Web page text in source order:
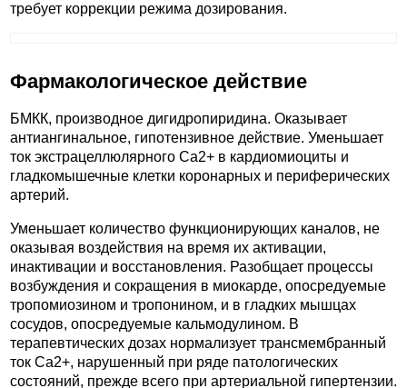
требует коррекции режима дозирования.
Фармакологическое действие
БМКК, производное дигидропиридина. Оказывает
антиангинальное, гипотензивное действие. Уменьшает
ток экстрацеллюлярного Ca2+ в кардиомиоциты и
гладкомышечные клетки коронарных и периферических
артерий.
Уменьшает количество функционирующих каналов, не
оказывая воздействия на время их активации,
инактивации и восстановления. Разобщает процессы
возбуждения и сокращения в миокарде, опосредуемые
тропомиозином и тропонином, и в гладких мышцах
сосудов, опосредуемые кальмодулином. В
терапевтических дозах нормализует трансмембранный
ток Ca2+, нарушенный при ряде патологических
состояний, прежде всего при артериальной гипертензии.